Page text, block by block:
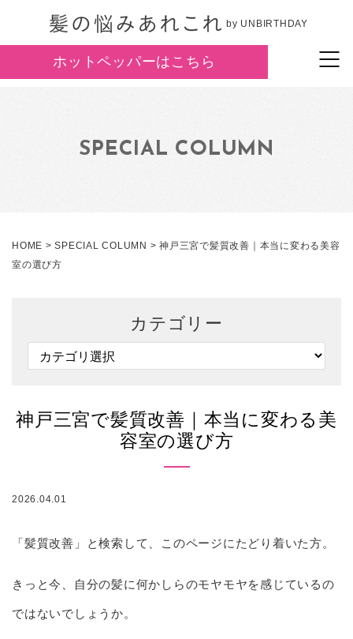
by UNBIRTHDAY
ホットペッパーはこちら
SPECIAL COLUMN
HOME >SPECIAL COLUMN > 神戸三宮で髪質改善｜本当に変わる美容
室の選び方
カテゴリー
神戸三宮で髪質改善｜本当に変わる美
容室の選び方
2026.04.01
「髪質改善」と検索して、このページにたどり着いた方。
きっと今、自分の髪に何かしらのモヤモヤを感じているの
ではないでしょうか。